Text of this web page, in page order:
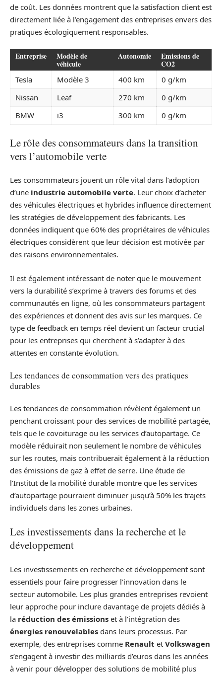
de coût. Les données montrent que la satisfaction client est
directement liée à l’engagement des entreprises envers des
pratiques écologiquement responsables.
Entreprise Modèle de
véhicule
Autonomie Emissions de
CO2
Tesla Modèle 3 400 km
0 g/km
Nissan
Leaf 270 km
0 g/km
BMW
i3 300 km 0 g/km
Le rôle des consommateurs dans la transition
vers l’automobile verte
Les consommateurs jouent un rôle vital dans l’adoption
d’une industrie automobile verte. Leur choix d’acheter
des véhicules électriques et hybrides influence directement
les stratégies de développement des fabricants. Les
données indiquent que 60% des propriétaires de véhicules
électriques considèrent que leur décision est motivée par
des raisons environnementales.
Il est également intéressant de noter que le mouvement
vers la durabilité s’exprime à travers des forums et des
communautés en ligne, où les consommateurs partagent
des expériences et donnent des avis sur les marques. Ce
type de feedback en temps réel devient un facteur crucial
pour les entreprises qui cherchent à s’adapter à des
attentes en constante évolution.
Les tendances de consommation vers des pratiques
durables
Les tendances de consommation révèlent également un
penchant croissant pour des services de mobilité partagée,
tels que le covoiturage ou les services d’autopartage. Ce
modèle réduirait non seulement le nombre de véhicules
sur les routes, mais contribuerait également à la réduction
des émissions de gaz à effet de serre. Une étude de
l’Institut de la mobilité durable montre que les services
d’autopartage pourraient diminuer jusqu’à 50% les trajets
individuels dans les zones urbaines.
Les investissements dans la recherche et le
développement
Les investissements en recherche et développement sont
essentiels pour faire progresser l’innovation dans le
secteur automobile. Les plus grandes entreprises revoient
leur approche pour inclure davantage de projets dédiés à
la réduction des émissions et à l’intégration des
énergies renouvelables dans leurs processus. Par
exemple, des entreprises comme Renault et Volkswagen
s’engagent à investir des milliards d’euros dans les années
à venir pour développer des solutions de mobilité plus